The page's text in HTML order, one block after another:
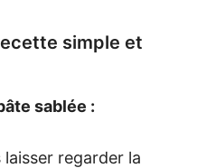
simple et
sablée :
laisser regarder la